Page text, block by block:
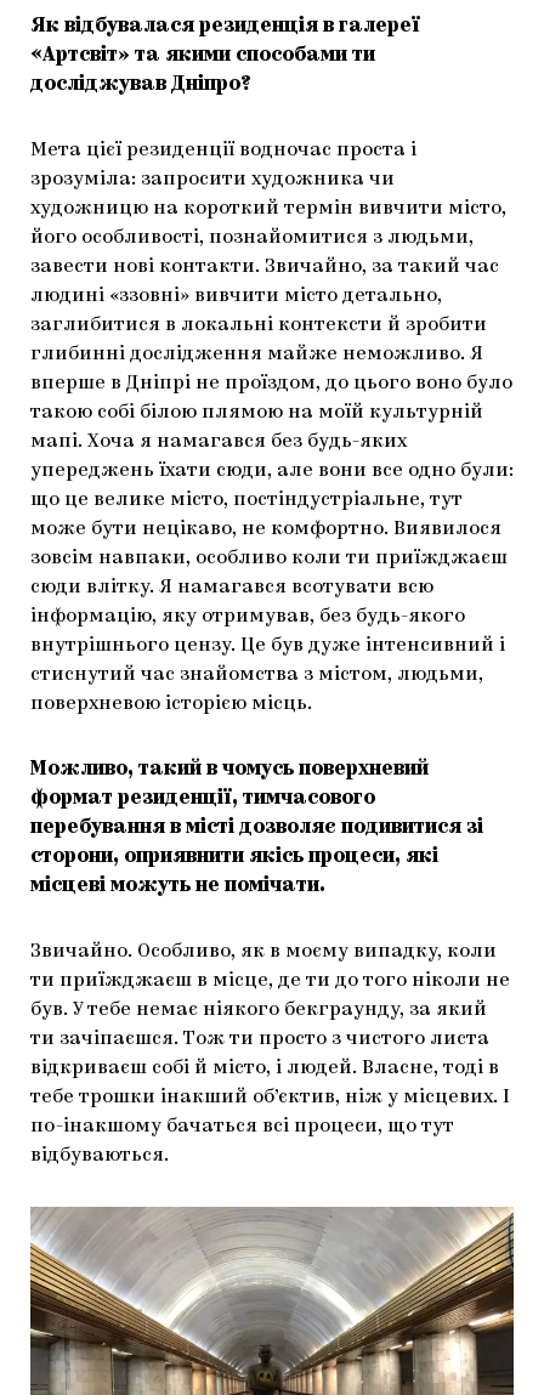
Як відбувалася резиденція в галереї
«Артсвіт» та якими способами ти
досліджував Дніпро?
Мета цієї резиденції водночас проста і
зрозуміла: запросити художника чи
художницю на короткий термін вивчити місто,
його особливості, познайомитися з людьми,
завести нові контакти. Звичайно, за такий час
людині «ззовні» вивчити місто детально,
заглибитися в локальні контексти й зробити
глибинні дослідження майже неможливо. Я
вперше в Дніпрі не проїздом, до цього воно було
такою собі білою плямою на моїй культурній
мапі. Хоча я намагався без будь-яких
упереджень їхати сюди, але вони все одно були:
що це велике місто, постіндустріальне, тут
може бути нецікаво, не комфортно. Виявилося
зовсім навпаки, особливо коли ти приїжджаєш
сюди влітку. Я намагався всотувати всю
інформацію, яку отримував, без будь-якого
внутрішнього цензу. Це був дуже інтенсивний і
стиснутий час знайомства з містом, людьми,
поверхневою історією місць.
Можливо, такий в чомусь поверхневий
формат резиденції, тимчасового
перебування в місті дозволяє подивитися зі
сторони, оприявнити якісь процеси, які
місцеві можуть не помічати.
Звичайно. Особливо, як в моєму випадку, коли
ти приїжджаєш в місце, де ти до того ніколи не
був. У тебе немає ніякого бекграунду, за який
ти зачіпаєшся. Тож ти просто з чистого листа
відкриваєш собі й місто, і людей. Власне, тоді в
тебе трошки інакший об’єктив, ніж у місцевих. І
по-інакшому бачаться всі процеси, що тут
відбуваються.